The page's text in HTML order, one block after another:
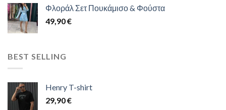
Φλοράλ Σετ Πουκάμισο & Φούστα
49,90€
BEST SELLING
Henry T-shirt
29,90€